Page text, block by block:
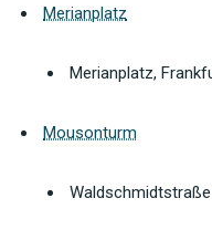
Merianplatz
Merianplatz,
Mousonturm